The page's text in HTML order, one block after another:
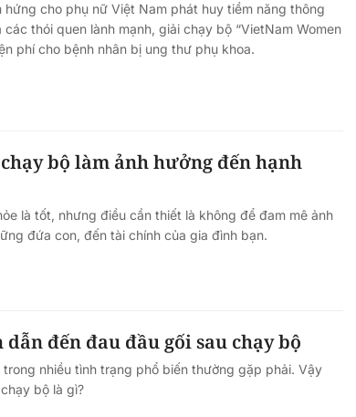
hứng cho phụ nữ Việt Nam phát huy tiềm năng thông
thói quen lành mạnh, giải chạy bộ “VietNam Women
phí cho bệnh nhân bị ung thư phụ khoa.
bộ làm ảnh hưởng đến hạnh
là tốt, nhưng điều cần thiết là không để đam mê ảnh
đứa con, đến tài chính của gia đình bạn.
đến đau đầu gối sau chạy bộ
nhiều tình trạng phổ biến thường gặp phải. Vậy
bộ là gì?
tiếp cận các dịch vụ y tế kỹ thuật
cao